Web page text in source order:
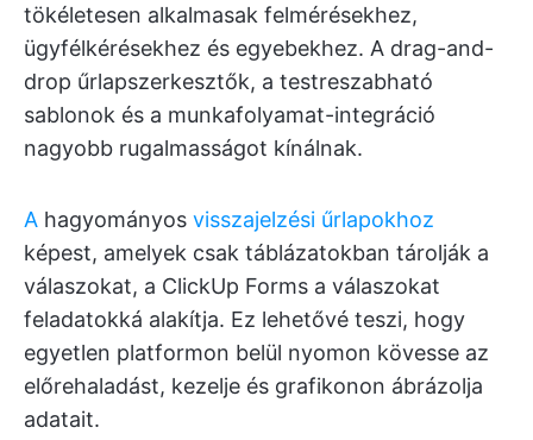
tökéletesen alkalmasak felmérésekhez,
ügyfélkérésekhez és egyebekhez. A drag-and-
drop űrlapszerkesztők, a testreszabható
sablonok és a munkafolyamat-integráció
nagyobb rugalmasságot kínálnak.
A hagyományos visszajelzési űrlapokhoz
képest, amelyek csak táblázatokban tárolják a
válaszokat, a ClickUp Forms a válaszokat
feladatokká alakítja. Ez lehetővé teszi, hogy
egyetlen platformon belül nyomon kövesse az
előrehaladást, kezelje és grafikonon ábrázolja
adatait.